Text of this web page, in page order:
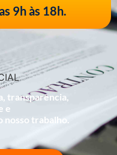
9h às 18h.
transparência,
e
nosso trabalho.